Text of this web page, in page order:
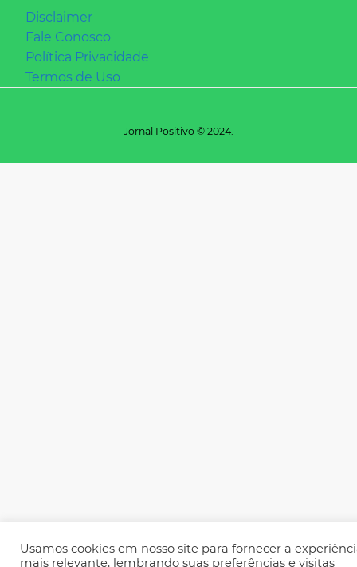
Disclaimer
Fale Conosco
Política Privacidade
Termos de Uso
Jornal Positivo © 2024.
Usamos cookies em nosso site para fornecer a
mais relevante, lembrando suas preferências e visitas